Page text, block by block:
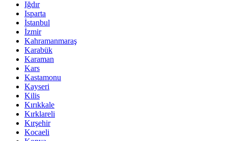
Iğdır
Isparta
İstanbul
İzmir
Kahramanmaraş
Karabük
Karaman
Kars
Kastamonu
Kayseri
Kilis
Kırıkkale
Kırklareli
Kırşehir
Kocaeli